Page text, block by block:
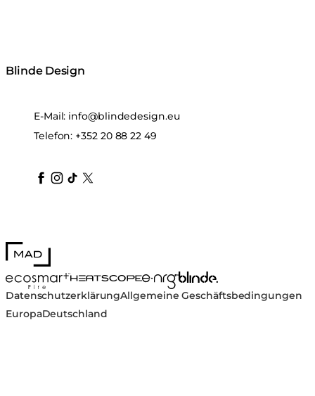
Blinde Design
E-Mail: info@blindedesign.eu
Telefon: +352 20 88 22 49
blindedesign
blindedesign
blindedesign
blinde-design
blindedesign
MAD Design
EcoSmart FireHEATSCOPE® Heaters
e-NRG Bioethanol
Blinde Design
DatenschutzerklärungAllgemeine Geschäftsbedingungen
EuropaDeutschland